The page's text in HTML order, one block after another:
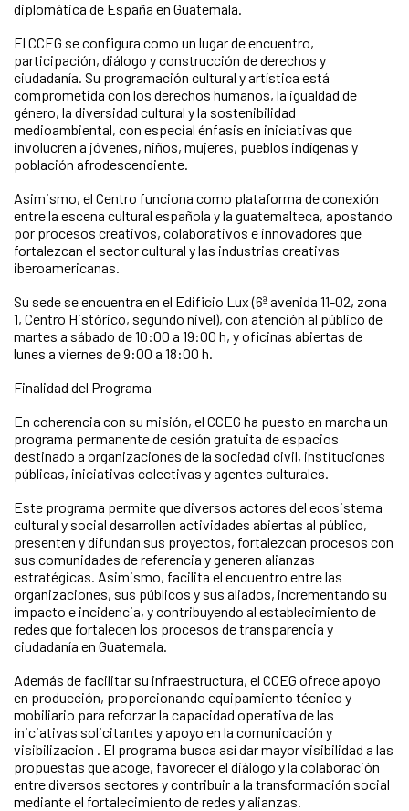
diplomática de España en Guatemala.
El CCEG se configura como un lugar de encuentro,
participación, diálogo y construcción de derechos y
ciudadanía. Su programación cultural y artística está
comprometida con los derechos humanos, la igualdad de
género, la diversidad cultural y la sostenibilidad
medioambiental, con especial énfasis en iniciativas que
involucren a jóvenes, niños, mujeres, pueblos indígenas y
población afrodescendiente.
Asimismo, el Centro funciona como plataforma de conexión
entre la escena cultural española y la guatemalteca, apostando
por procesos creativos, colaborativos e innovadores que
fortalezcan el sector cultural y las industrias creativas
iberoamericanas.
Su sede se encuentra en el Edificio Lux (6ª avenida 11-02, zona
1, Centro Histórico, segundo nivel), con atención al público de
martes a sábado de 10:00 a 19:00 h, y oficinas abiertas de
lunes a viernes de 9:00 a 18:00 h.
Finalidad del Programa
En coherencia con su misión, el CCEG ha puesto en marcha un
programa permanente de cesión gratuita de espacios
destinado a organizaciones de la sociedad civil, instituciones
públicas, iniciativas colectivas y agentes culturales.
Este programa permite que diversos actores del ecosistema
cultural y social desarrollen actividades abiertas al público,
presenten y difundan sus proyectos, fortalezcan procesos con
sus comunidades de referencia y generen alianzas
estratégicas. Asimismo, facilita el encuentro entre las
organizaciones, sus públicos y sus aliados, incrementando su
impacto e incidencia, y contribuyendo al establecimiento de
redes que fortalecen los procesos de transparencia y
ciudadanía en Guatemala.
Además de facilitar su infraestructura, el CCEG ofrece apoyo
en producción, proporcionando equipamiento técnico y
mobiliario para reforzar la capacidad operativa de las
iniciativas solicitantes y apoyo en la comunicación y
visibilizacion . El programa busca así dar mayor visibilidad a las
propuestas que acoge, favorecer el diálogo y la colaboración
entre diversos sectores y contribuir a la transformación social
mediante el fortalecimiento de redes y alianzas.